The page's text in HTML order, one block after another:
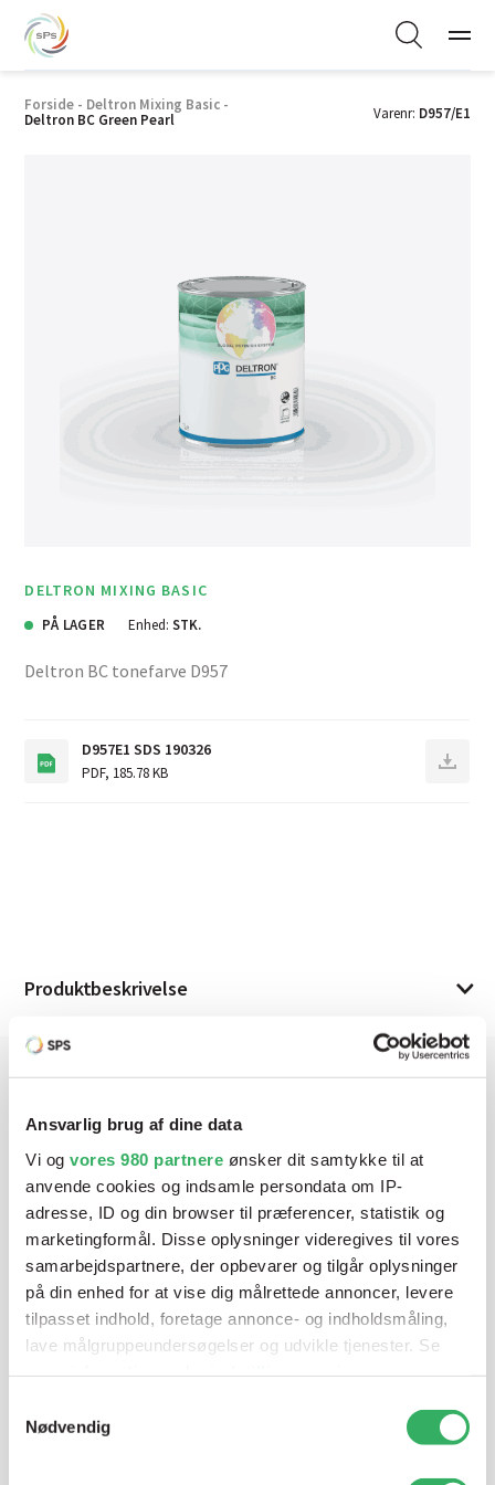
Ansvarlig brug af dine data
Vi og vores 980 partnere ønsker dit samtykke til at
anvende cookies og indsamle persondata om IP-
adresse, ID og din browser til præferencer, statistik og
marketingformål. Disse oplysninger videregives til vores
samarbejdspartnere, der opbevarer og tilgår oplysninger
på din enhed for at vise dig målrettede annoncer, levere
tilpasset indhold, foretage annonce- og indholdsmåling,
lave målgruppeundersøgelser og udvikle tjenester. Se
tilbage eller ændre indstillinger fra vores
"Cookiedeklaration", eller ved at trykke på "Privacy
Nødvendig
Forside - Deltron Mixing Basic -
Deltron BC Green Pearl
Varenr: D957/E1
DELTRON MIXING BASIC
PÅ LAGER Enhed: STK.
Deltron BC tonefarve D957
D957E1 SDS 190326
PDF, 185.78 KB
Produktbeskrivelse
Har du brug for hjælp? Vi sidder
klar ved telefonen
Vi tilbyder et bredt sortiment af produkter til
autolakering. Lige meget om du skal bruge en enkelt farve,
en sprøjtepistol eller om du har behov for en
blandeanlægsløsning, kan vi hjælpe dig.
Mandag - Torsdag 07:00-15:30
07:00-13:45